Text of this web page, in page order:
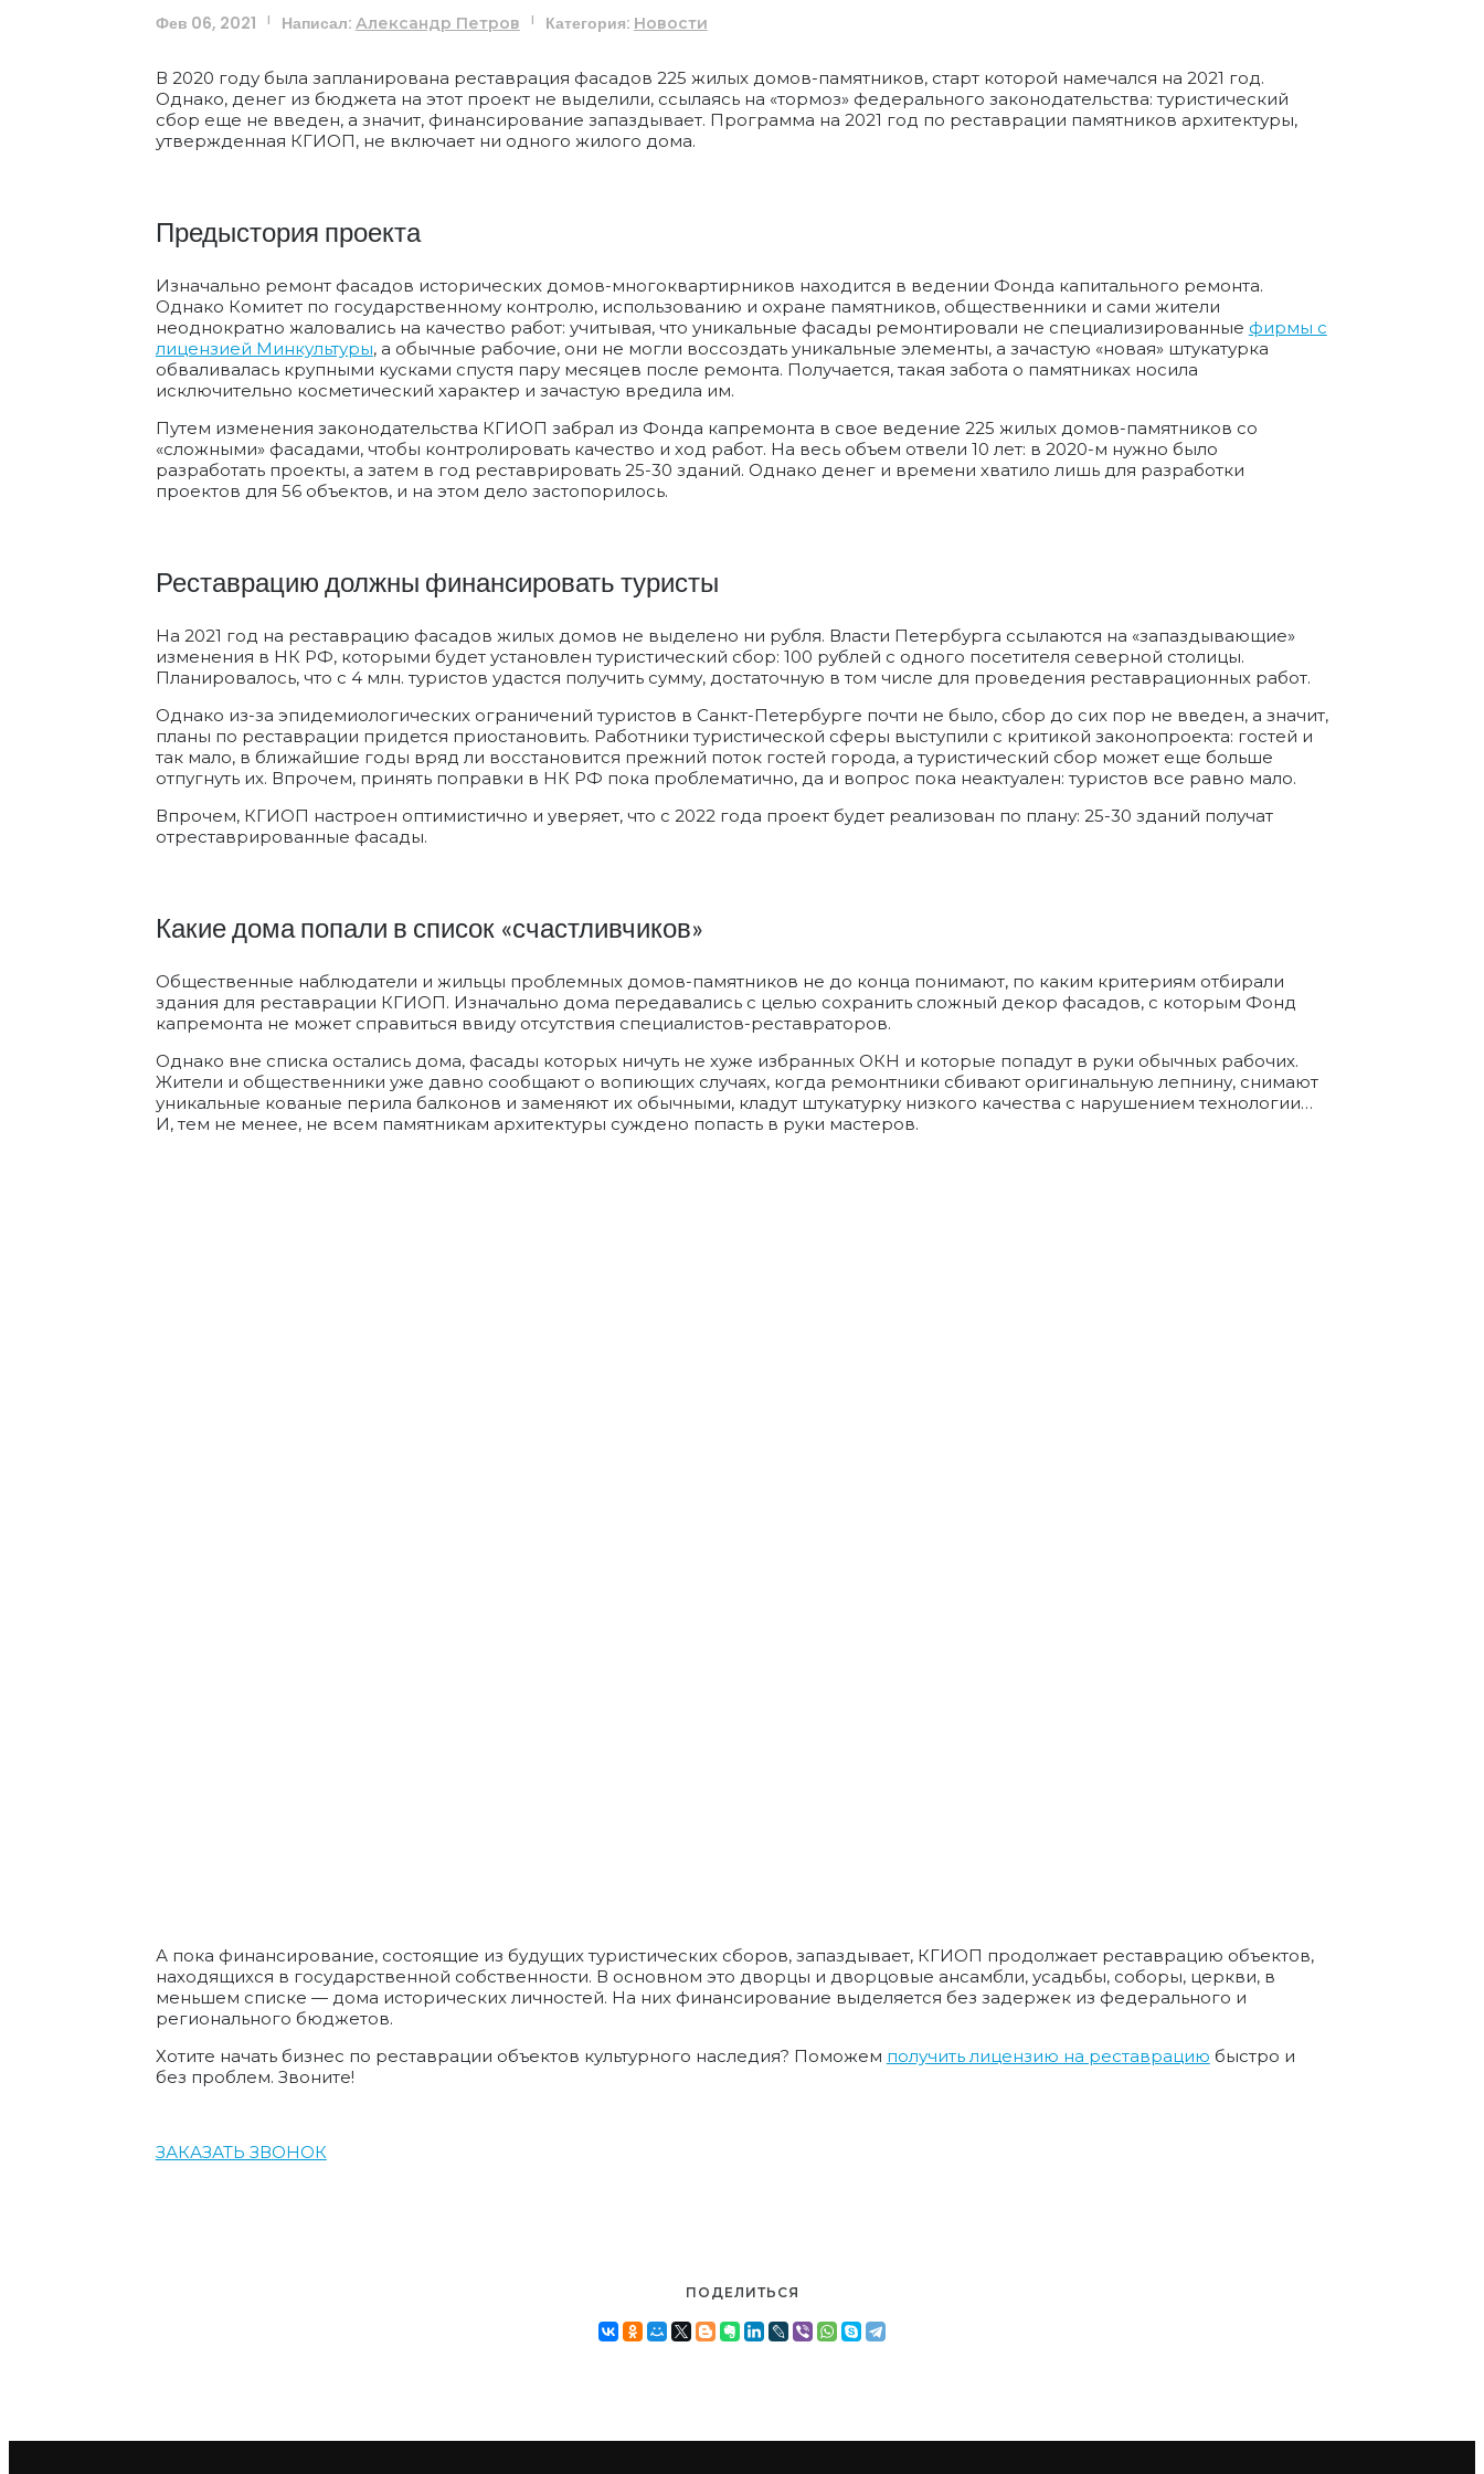
Фев 06, 2021 Написал: Александр Петров Категория: Новости
В 2020 году была запланирована реставрация фасадов 225 жилых домов-памятников, старт которой намечался на 2021 год.
Однако, денег из бюджета на этот проект не выделили, ссылаясь на «тормоз» федерального законодательства: туристический
сбор еще не введен, а значит, финансирование запаздывает. Программа на 2021 год по реставрации памятников архитектуры,
утвержденная КГИОП, не включает ни одного жилого дома.
Предыстория проекта
Изначально ремонт фасадов исторических домов-многоквартирников находится в ведении Фонда капитального ремонта.
Однако Комитет по государственному контролю, использованию и охране памятников, общественники и сами жители
неоднократно жаловались на качество работ: учитывая, что уникальные фасады ремонтировали не специализированные фирмы с
лицензией Минкультуры, а обычные рабочие, они не могли воссоздать уникальные элементы, а зачастую «новая» штукатурка
обваливалась крупными кусками спустя пару месяцев после ремонта. Получается, такая забота о памятниках носила
исключительно косметический характер и зачастую вредила им.
Путем изменения законодательства КГИОП забрал из Фонда капремонта в свое ведение 225 жилых домов-памятников со
«сложными» фасадами, чтобы контролировать качество и ход работ. На весь объем отвели 10 лет: в 2020-м нужно было
разработать проекты, а затем в год реставрировать 25-30 зданий. Однако денег и времени хватило лишь для разработки
проектов для 56 объектов, и на этом дело застопорилось.
Реставрацию должны финансировать туристы
На 2021 год на реставрацию фасадов жилых домов не выделено ни рубля. Власти Петербурга ссылаются на «запаздывающие»
изменения в НК РФ, которыми будет установлен туристический сбор: 100 рублей с одного посетителя северной столицы.
Планировалось, что с 4 млн. туристов удастся получить сумму, достаточную в том числе для проведения реставрационных работ.
Однако из-за эпидемиологических ограничений туристов в Санкт-Петербурге почти не было, сбор до сих пор не введен, а значит,
планы по реставрации придется приостановить. Работники туристической сферы выступили с критикой законопроекта: гостей и
так мало, в ближайшие годы вряд ли восстановится прежний поток гостей города, а туристический сбор может еще больше
отпугнуть их. Впрочем, принять поправки в НК РФ пока проблематично, да и вопрос пока неактуален: туристов все равно мало.
Впрочем, КГИОП настроен оптимистично и уверяет, что с 2022 года проект будет реализован по плану: 25-30 зданий получат
отреставрированные фасады.
Какие дома попали в список «счастливчиков»
Общественные наблюдатели и жильцы проблемных домов-памятников не до конца понимают, по каким критериям отбирали
здания для реставрации КГИОП. Изначально дома передавались с целью сохранить сложный декор фасадов, с которым Фонд
капремонта не может справиться ввиду отсутствия специалистов-реставраторов.
Однако вне списка остались дома, фасады которых ничуть не хуже избранных ОКН и которые попадут в руки обычных рабочих.
Жители и общественники уже давно сообщают о вопиющих случаях, когда ремонтники сбивают оригинальную лепнину, снимают
уникальные кованые перила балконов и заменяют их обычными, кладут штукатурку низкого качества с нарушением технологии…
И, тем не менее, не всем памятникам архитектуры суждено попасть в руки мастеров.
А пока финансирование, состоящие из будущих туристических сборов, запаздывает, КГИОП продолжает реставрацию объектов,
находящихся в государственной собственности. В основном это дворцы и дворцовые ансамбли, усадьбы, соборы, церкви, в
меньшем списке — дома исторических личностей. На них финансирование выделяется без задержек из федерального и
регионального бюджетов.
Хотите начать бизнес по реставрации объектов культурного наследия? Поможем получить лицензию на реставрацию быстро и
без проблем. Звоните!
ЗАКАЗАТЬ ЗВОНОК
ПОДЕЛИТЬСЯ